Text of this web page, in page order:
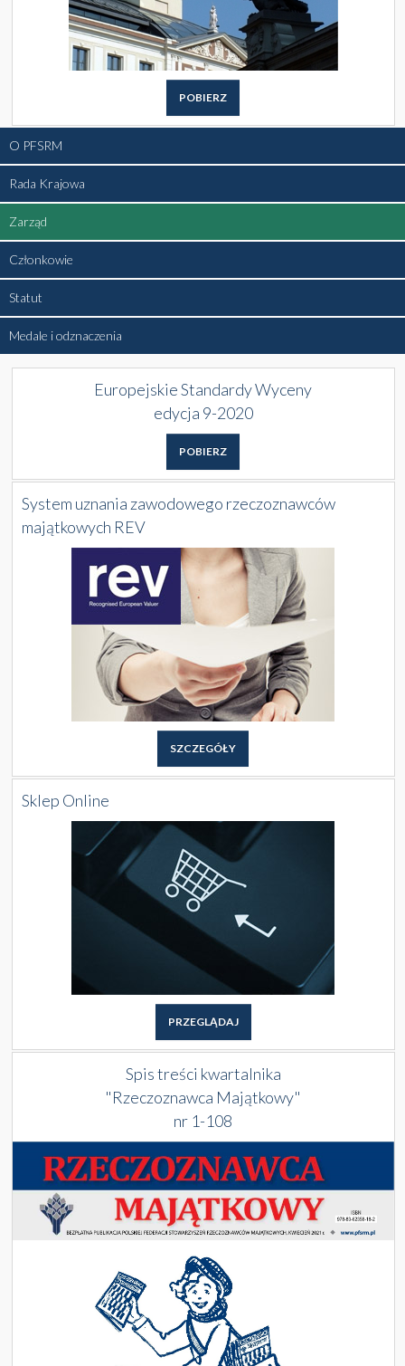
POBIERZ
O PFSRM
Rada Krajowa
Zarząd
Członkowie
Statut
Medale i odznaczenia
Europejskie Standardy Wyceny
edycja 9-2020
POBIERZ
System uznania zawodowego rzeczoznawców
majątkowych REV
SZCZEGÓŁY
Sklep Online
PRZEGLĄDAJ
Spis treści kwartalnika
"Rzeczoznawca Majątkowy"
nr 1-108